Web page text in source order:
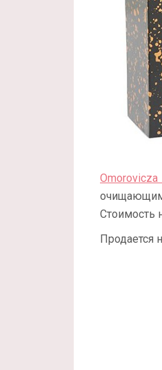
очищающим
Стоимость
Продается